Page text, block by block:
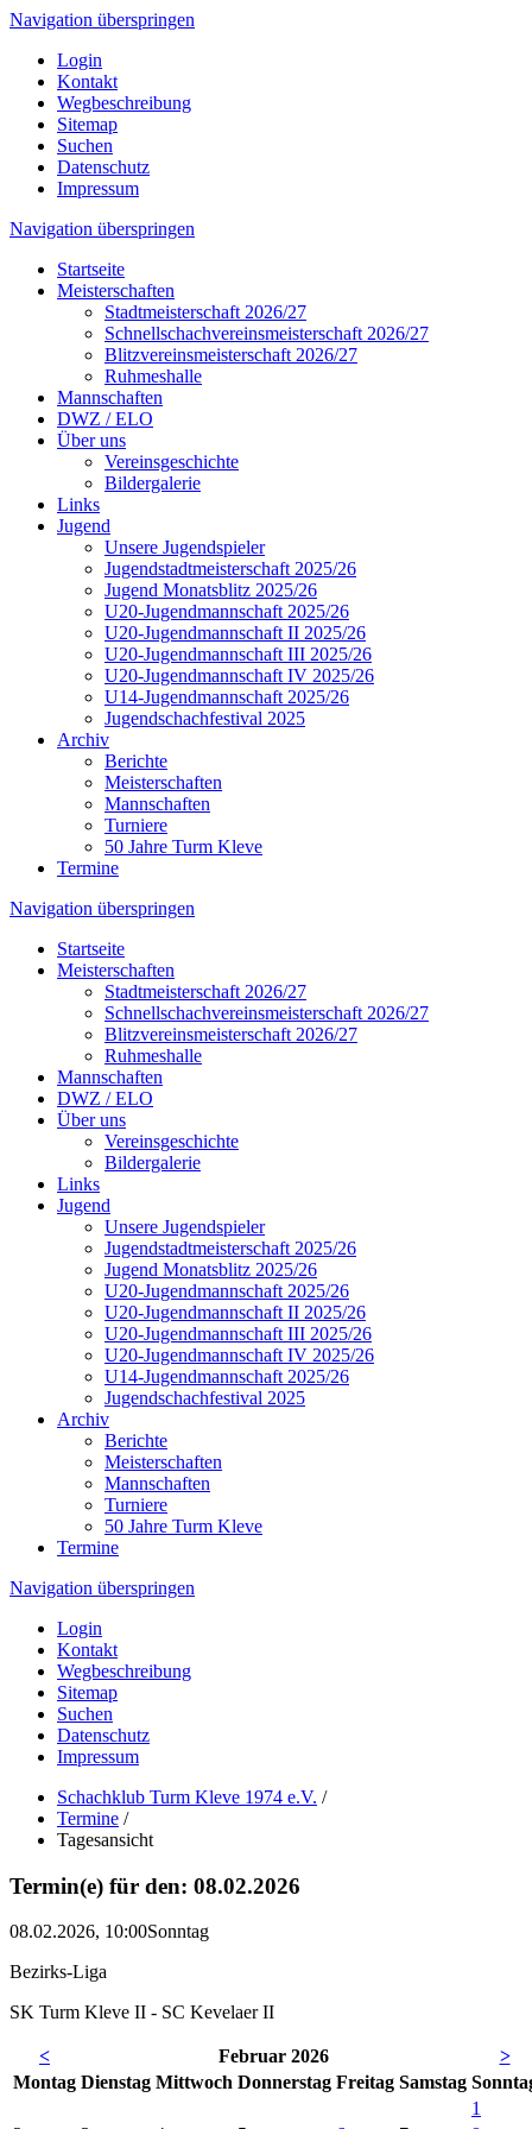
Navigation überspringen
Login
Kontakt
Wegbeschreibung
Sitemap
Suchen
Datenschutz
Impressum
Navigation überspringen
Startseite
Meisterschaften
Stadtmeisterschaft 2026/27
Schnellschachvereinsmeisterschaft 2026/27
Blitzvereinsmeisterschaft 2026/27
Ruhmeshalle
Mannschaften
DWZ / ELO
Über uns
Vereinsgeschichte
Bildergalerie
Links
Jugend
Unsere Jugendspieler
Jugendstadtmeisterschaft 2025/26
Jugend Monatsblitz 2025/26
U20-Jugendmannschaft 2025/26
U20-Jugendmannschaft II 2025/26
U20-Jugendmannschaft III 2025/26
U20-Jugendmannschaft IV 2025/26
U14-Jugendmannschaft 2025/26
Jugendschachfestival 2025
Archiv
Berichte
Meisterschaften
Mannschaften
Turniere
50 Jahre Turm Kleve
Termine
Navigation überspringen
Startseite
Meisterschaften
Stadtmeisterschaft 2026/27
Schnellschachvereinsmeisterschaft 2026/27
Blitzvereinsmeisterschaft 2026/27
Ruhmeshalle
Mannschaften
DWZ / ELO
Über uns
Vereinsgeschichte
Bildergalerie
Links
Jugend
Unsere Jugendspieler
Jugendstadtmeisterschaft 2025/26
Jugend Monatsblitz 2025/26
U20-Jugendmannschaft 2025/26
U20-Jugendmannschaft II 2025/26
U20-Jugendmannschaft III 2025/26
U20-Jugendmannschaft IV 2025/26
U14-Jugendmannschaft 2025/26
Jugendschachfestival 2025
Archiv
Berichte
Meisterschaften
Mannschaften
Turniere
50 Jahre Turm Kleve
Termine
Navigation überspringen
Login
Kontakt
Wegbeschreibung
Sitemap
Suchen
Datenschutz
Impressum
Schachklub Turm Kleve 1974 e.V. /
Termine /
Tagesansicht
Termin(e) für den: 08.02.2026
08.02.2026, 10:00Sonntag
Bezirks-Liga
SK Turm Kleve II - SC Kevelaer II
< Februar 2026
>
Montag Dienstag Mittwoch Donnerstag Freitag Samstag So
1